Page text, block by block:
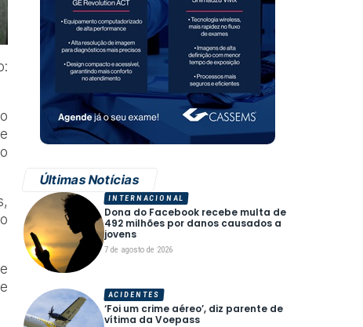
Últimas Notícias
Dona do Facebook recebe multa de
492 milhões por danos causados a
jovens
7 de agosto de 2026
INTERNACIONAL
‘Foi um crime aéreo’, diz parente de
vítima da Voepass
ACIDENTES